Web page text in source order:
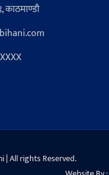
काठमाण्डौ
| All rights Reserved.